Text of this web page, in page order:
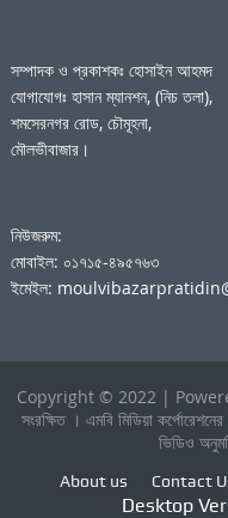
সম্পাদক ও প্রকাশকঃ হোসাইন আহমদ
যোগাযোগঃ হাসান ম্যানশন, (নিচ তলা),
শমসেরনগর রোড, চৌমূহনা,
মৌলভীবাজার।
নিউজরুম:
মোবাইল: ০১৭১৫-৪৯৫৭৬৩
ইমেইল:
Copyright © 2022 |
সংরক্ষিত । এমবি মিডিয়া
ভিডিও
About us Contact
Desktop